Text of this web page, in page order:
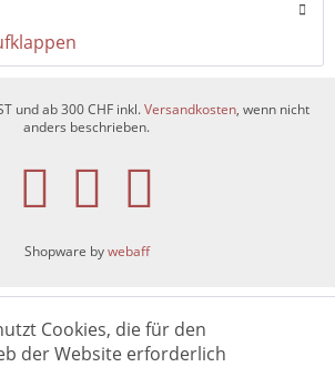
und ab 300 CHF inkl.Versandkosten, wenn nicht
anders beschrieben.
Shopware bywebaff
Cookies, die für den
der Website erforderlich